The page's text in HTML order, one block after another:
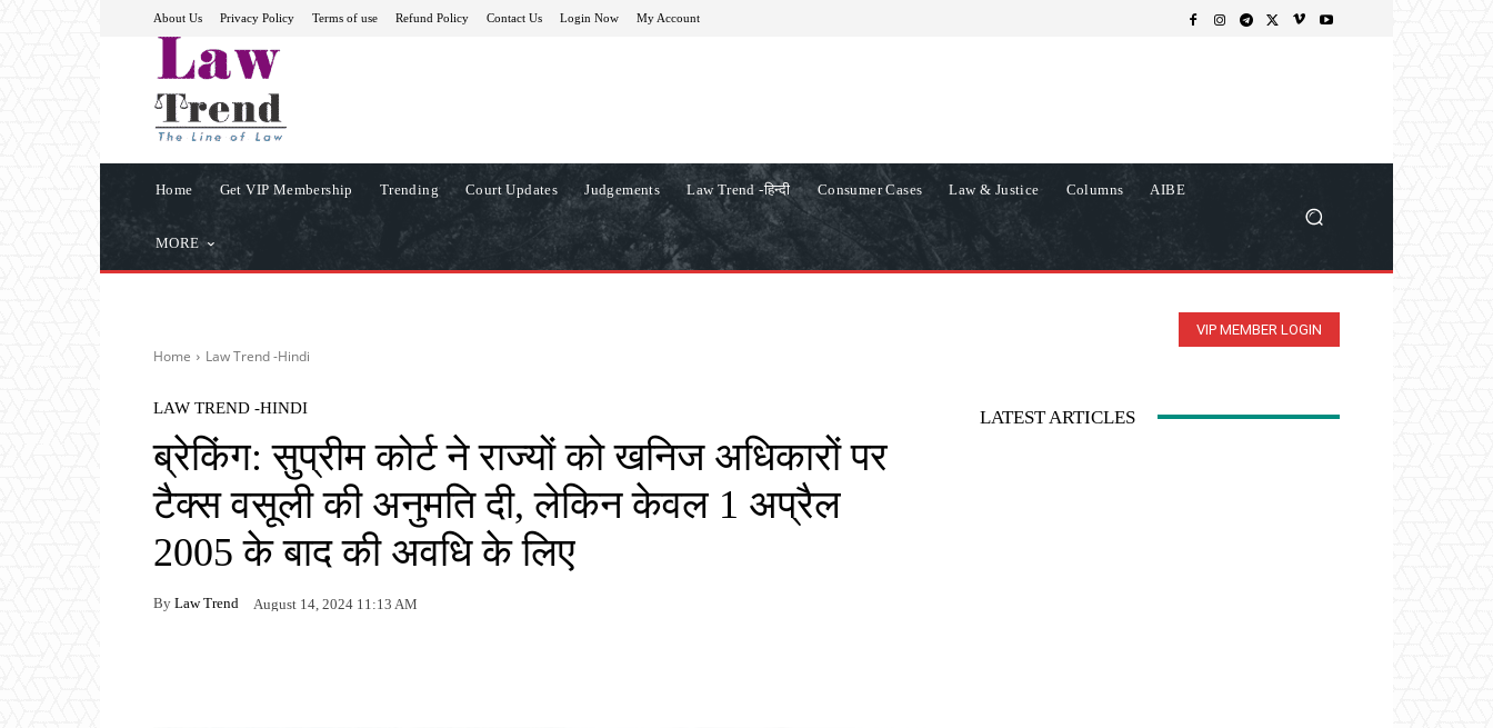
About Us Privacy Policy Terms of use Refund Policy Contact Us Login Now My Account
Home Get VIP Membership Trending Court Updates Judgements Law Trend -हिन्दी Consumer Cases Law & Justice Columns AIBE
MORE
VIP MEMBER LOGIN
Home Law Trend -Hindi
LAW TREND -HINDI
ब्रेकिंग: सुप्रीम कोर्ट ने राज्यों को खनिज अधिकारों पर
टैक्स वसूली की अनुमति दी, लेकिन केवल 1 अप्रैल
2005 के बाद की अवधि के लिए
By Law Trend August 14, 2024 11:13 AM
LATEST ARTICLES